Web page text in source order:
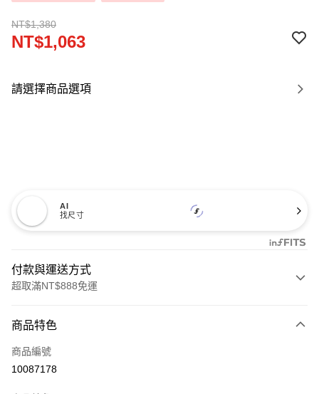
NT$1,380
NT$1,063
請選擇商品選項
AI
找尺寸
付款與運送方式
超取滿NT$888免運
信用卡一次付款
信用卡分期付款
商品特色
商品編號
10087178